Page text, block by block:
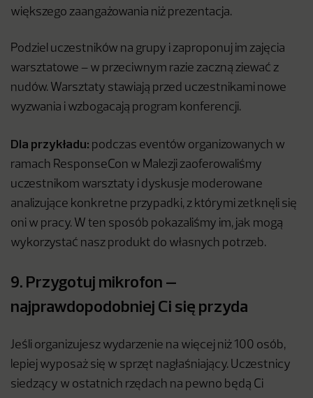
większego zaangażowania niż prezentacja.
Podziel uczestników na grupy i zaproponuj im zajęcia
warsztatowe – w przeciwnym razie zaczną ziewać z
nudów. Warsztaty stawiają przed uczestnikami nowe
wyzwania i wzbogacają program konferencji.
Dla przykładu: podczas eventów organizowanych w
ramach ResponseCon w Malezji zaoferowaliśmy
uczestnikom warsztaty i dyskusje moderowane
analizujące konkretne przypadki, z którymi zetknęli się
oni w pracy. W ten sposób pokazaliśmy im, jak mogą
wykorzystać nasz produkt do własnych potrzeb.
9. Przygotuj mikrofon –
najprawdopodobniej Ci się przyda
Jeśli organizujesz wydarzenie na więcej niż 100 osób,
lepiej wyposaż się w sprzęt nagłaśniający. Uczestnicy
siedzący w ostatnich rzędach na pewno będą Ci